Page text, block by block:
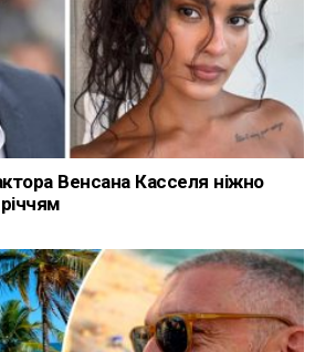
Венсана Касселя ніжно